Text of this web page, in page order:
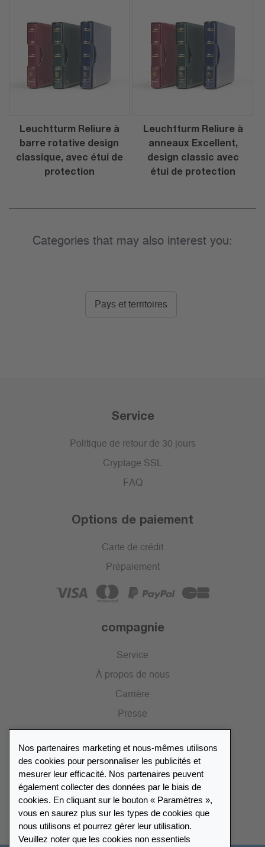
Leuchtturm Reliure à
barre rotative design
classique, avec étui de
protection
Leuchtturm Reliure à
anneaux Excellent,
design classic avec
étui de protection
Categories that may also interest you:
Pays et territoires
Service
Politique de retour de 30 jours
Cryptage SSL
FAQ
Options de paiement
Carte de crédit
Prépaiement
compagnie
Service
À propos de nous
Carrière
Presse
Portail des revendeurs
Répertoire des revendeurs
Trouver Leuchtturm
Nos partenaires marketing et nous-mêmes utilisons
des cookies pour personnaliser les publicités et
mesurer leur efficacité. Nos partenaires peuvent
également collecter des données par le biais de
cookies. En cliquant sur le bouton « Paramètres »,
vous en saurez plus sur les types de cookies que
nous utilisons et pourrez gérer leur utilisation.
Veuillez noter que les cookies non essentiels